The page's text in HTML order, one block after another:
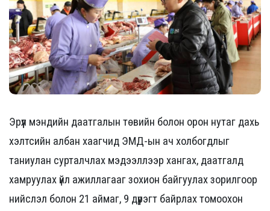
Эрүүл мэндийн даатгалын төвийн болон орон нутаг дахь
хэлтсийн албан хаагчид ЭМД-ын ач холбогдлыг
таниулан сурталчлах мэдээллээр хангах, даатгалд
хамруулах үйл ажиллагааг зохион байгуулах зорилгоор
нийслэл болон 21 аймаг, 9 дүүрэгт байрлах томоохон